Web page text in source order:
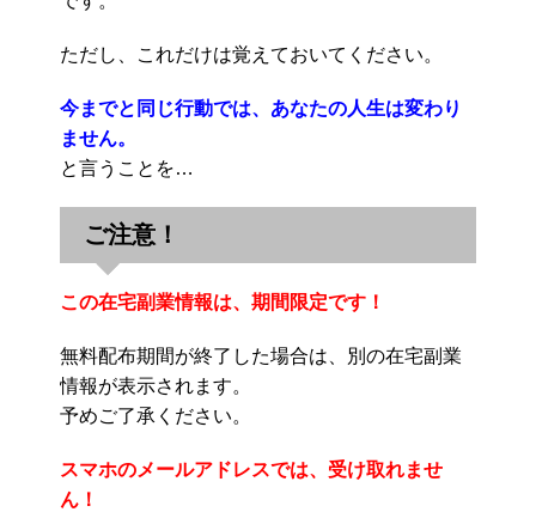
ただし、これだけは覚えておいてください。
今までと同じ行動では、あなたの人生は変わり
ません。
と言うことを…
ご注意！
この在宅副業情報は、期間限定です！
無料配布期間が終了した場合は、別の在宅副業
情報が表示されます。
予めご了承ください。
スマホのメールアドレスでは、受け取れませ
ん！